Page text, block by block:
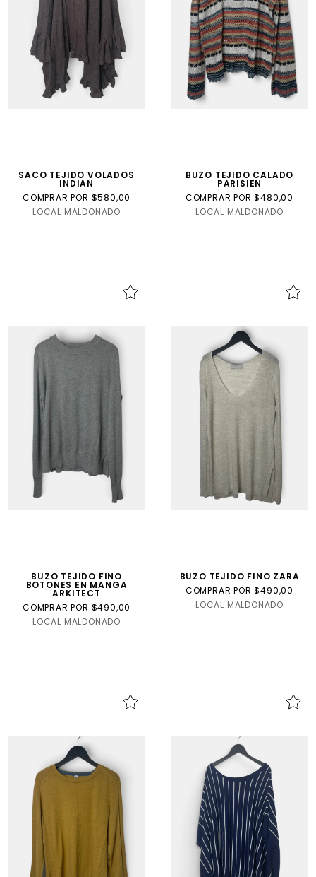
SACO TEJIDO VOLADOS
INDIAN
COMPRAR POR $580,00
LOCAL MALDONADO
BUZO TEJIDO CALADO
PARISIEN
COMPRAR POR $480,00
LOCAL MALDONADO
BUZO TEJIDO FINO
BOTONES EN MANGA
ARKITECT
COMPRAR POR $490,00
LOCAL MALDONADO
BUZO TEJIDO FINO ZARA
COMPRAR POR $490,00
LOCAL MALDONADO